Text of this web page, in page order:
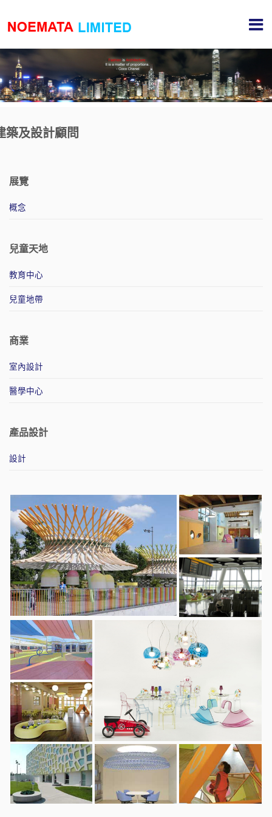
築及設計顧問
展覽
概念
兒童天地
教育中心
兒童地帶
商業
室內設計
醫學中心
產品設計
設計